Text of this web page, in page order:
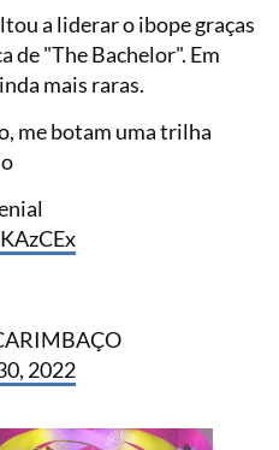
a liderar o ibope graças
de "The Bachelor". Em
mais raras.
me botam uma trilha
2022